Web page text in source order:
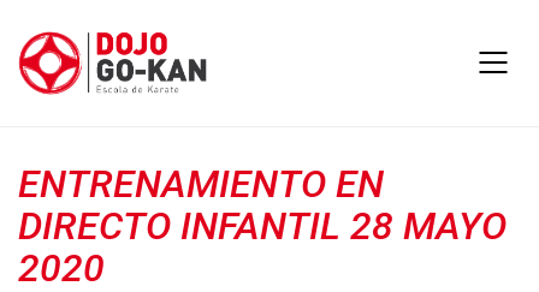
ENTRENAMIENTO EN
DIRECTO INFANTIL 28 MAYO
2020